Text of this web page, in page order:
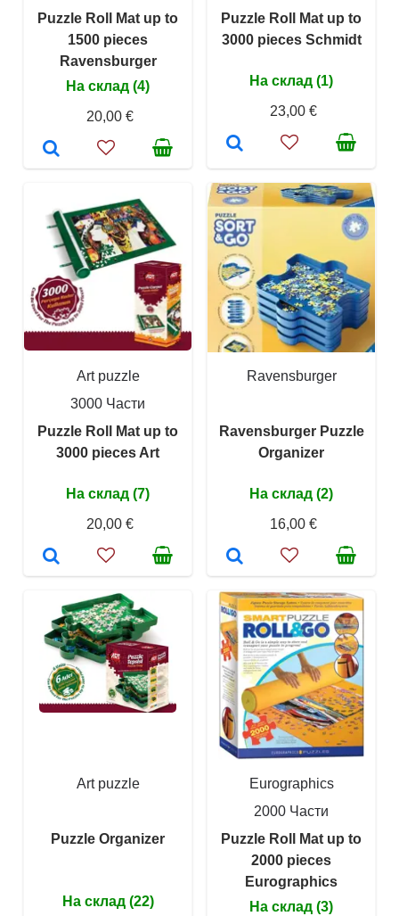
Puzzle Roll Mat up to
1500 pieces
Ravensburger
На склад (4)
20,00 €
Puzzle Roll Mat up to
3000 pieces Schmidt
На склад (1)
23,00 €
Art puzzle
3000 Части
Puzzle Roll Mat up to
3000 pieces Art
На склад (7)
20,00 €
Ravensburger
Ravensburger Puzzle
Organizer
На склад (2)
16,00 €
Art puzzle
Puzzle Organizer
На склад (22)
Eurographics
2000 Части
Puzzle Roll Mat up to
2000 pieces
Eurographics
На склад (3)